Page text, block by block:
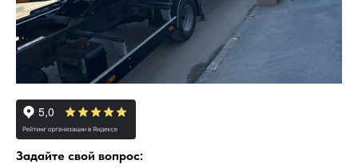
Задайте свой вопрос: